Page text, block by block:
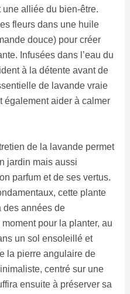
alliée du bien-être.
fleurs dans une huile
douce) pour créer
Infusées dans l’eau du
à la détente avant de
de lavande vraie
également aider à calmer
de la lavande permet
jardin mais aussi
parfum et de ses vertus.
cette plante
des années de
pour la planter, au
un sol ensoleillé et
la pierre angulaire de
centré sur une
ensuite à préserver sa